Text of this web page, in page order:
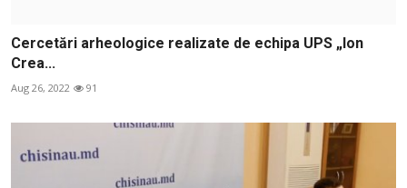
Cercetări arheologice realizate de echipa UPS „Ion
Crea...
Aug 26, 2022 91